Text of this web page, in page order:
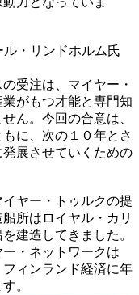
・リンドホルム氏
受注は、マイヤー・
がもつ才能と専門知
ん。今回の合意は、
に、次の１０年とさ
展させていくための
ヤー・トゥルクの提
所はロイヤル・カリ
建造してきました。
・ネットワークは
ィンランド経済に年
。